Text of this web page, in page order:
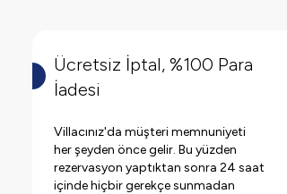
Ücretsiz İptal, %100 Para
İadesi
Villacınız'da müşteri memnuniyeti
her şeyden önce gelir. Bu yüzden
rezervasyon yaptıktan sonra 24 saat
içinde hiçbir gerekçe sunmadan